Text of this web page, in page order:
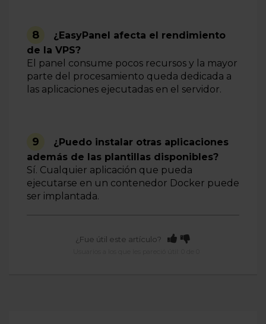
8
¿EasyPanel afecta el rendimiento
de la VPS?
El panel consume pocos recursos y la mayor
parte del procesamiento queda dedicada a
las aplicaciones ejecutadas en el servidor.
9
¿Puedo instalar otras aplicaciones
además de las plantillas disponibles?
Sí. Cualquier aplicación que pueda
ejecutarse en un contenedor Docker puede
ser implantada.
¿Fue útil este artículo?